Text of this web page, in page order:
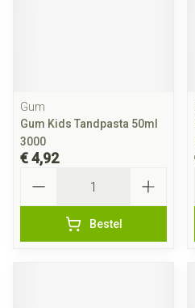
Gum
Gum Kids Tandpasta 50ml
3000
€ 4,92
Bestel